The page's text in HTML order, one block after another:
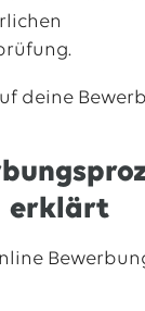
und Kurse
Skills waren
im
im
deine
erklärt